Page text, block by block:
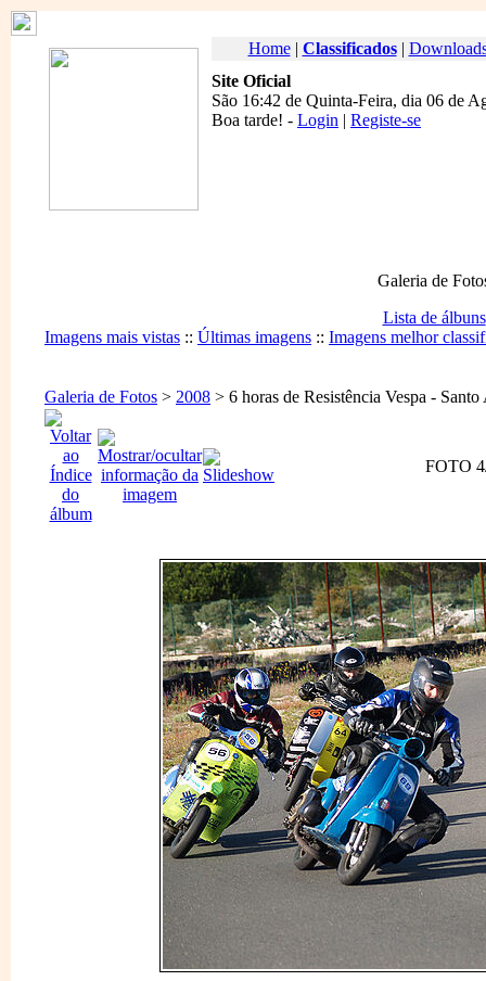
Home| Classificados|
Site Oficial
São 16:42 de Quinta-Feira, dia 06 de
Boa tarde! - Login | Registe-se
Galeria de
Lista de álbuns
Imagens mais vistas :: Últimas imagens :: Imagens melhor
Galeria de Fotos > 2008 > 6 horas de Resistência Vespa - Santo
FOTO